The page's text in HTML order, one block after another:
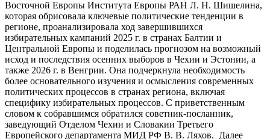
Восточной Европы Института Европы РАН Л. Н. Шишелина,
которая обрисовала ключевые политические тенденции в
регионе, проанализировала ход завершившихся
избирательных кампаний 2025 г. в странах Балтии и
Центральной Европы и поделилась прогнозом на возможный
исход и последствия осенних выборов в Чехии и Эстонии, а
также 2026 г. в Венгрии. Она подчеркнула необходимость
более основательного изучения и осмысления современных
политических процессов в странах региона, включая
специфику избирательных процессов. С приветственным
словом к собравшимся обратился советник-посланник,
заведующий Отделом Чехии и Словакии Третьего
Европейского департамента МИД РФ В. В. Ляхов. Далее